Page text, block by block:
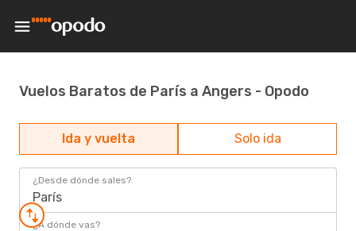
Vuelos Baratos de París a Angers - Opodo
Ida y vuelta Solo ida
¿Desde dónde sales?
París
¿A dónde vas?